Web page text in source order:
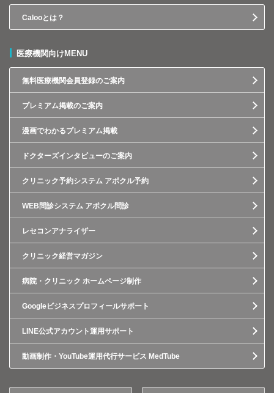
Calooとは？
医療機関向けMENU
無料医療機関会員登録のご案内
プレミアム掲載のご案内
漫画でわかるプレミアム掲載
ドクターズインタビューのご案内
クリニック予約システム アポクル予約
WEB問診システム アポクル問診
レセコンアナライザー
クリニック経営マガジン
病院・クリニック ホームページ制作
Googleビジネスプロフィールサポート
LINE公式アカウント運用サポート
動画制作・YouTube運用代行サービス MedTube